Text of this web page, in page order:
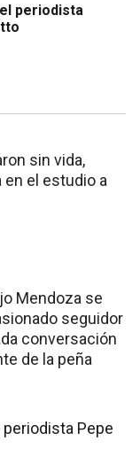
periodista
sin vida,
el estudio a
Mendoza se
seguidor
conversación
de la peña